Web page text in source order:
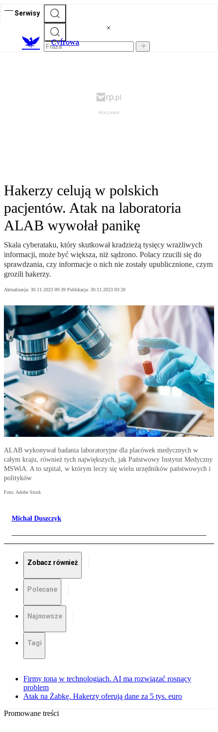
Serwisy
Cyfrowa
Hakerzy celują w polskich
pacjentów. Atak na laboratoria
ALAB wywołał panikę
Skala cyberataku, który skutkował kradzieżą tysięcy wrażliwych
informacji, może być większa, niż sądzono. Polacy rzucili się do
sprawdzania, czy informacje o nich nie zostały upublicznione, czym
grozili hakerzy.
Aktualizacja: 30.11.2023 09:39 Publikacja: 30.11.2023 03:20
ALAB wykonywał badania laboratoryjne dla placówek medycznych w
całym kraju, również tych największych, jak Państwowy Instytut Medyczny
MSWiA. A to szpital, w którym leczy się wielu urzędników państwowych i
polityków
Foto: Adobe Stock
Michał Duszczyk
Zobacz również
Polecane
Najnowsze
Tagi
Firmy toną w technologiach. AI ma rozwiązać rosnący
problem
Atak na Żabkę. Hakerzy oferują dane za 5 tys. euro
Promowane treści